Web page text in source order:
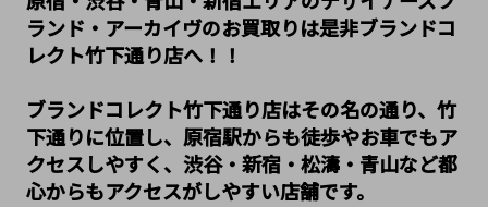
ランド・アーカイヴのお買取りは是非ブランドコ
レクト竹下通り店へ！！
ブランドコレクト竹下通り店はその名の通り、竹
下通りに位置し、原宿駅からも徒歩やお車でもア
クセスしやすく、渋谷・新宿・松濤・青山など都
心からもアクセスがしやすい店舗です。